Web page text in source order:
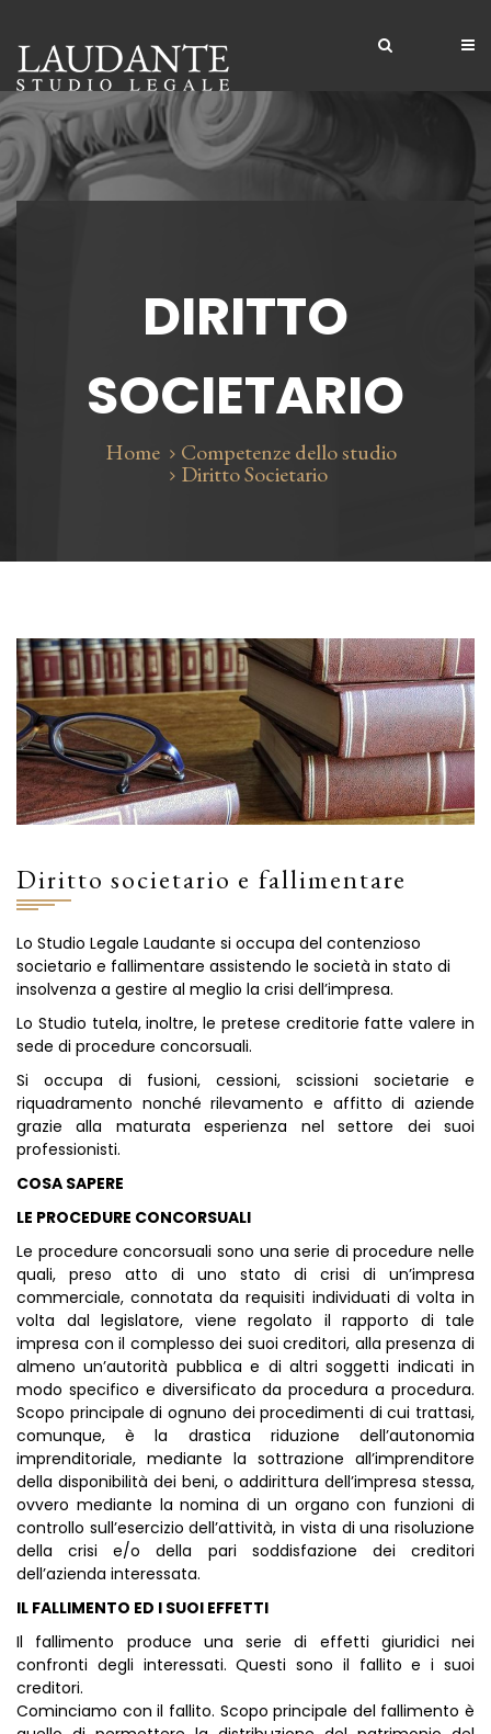
Lo Studio
Competenze
Competenze
Servizi
DIRITTO
SOCIETARIO
Home Competenze dello studio
Diritto Societario
Diritto societario e fallimentare
Lo Studio Legale Laudante si occupa del contenzioso
societario e fallimentare assistendo le società in stato di
insolvenza a gestire al meglio la crisi dell’impresa.
Lo Studio tutela, inoltre, le pretese creditorie fatte valere in
sede di procedure concorsuali.
Si occupa di fusioni, cessioni, scissioni societarie e
riquadramento nonché rilevamento e affitto di aziende
grazie alla maturata esperienza nel settore dei suoi
professionisti.
COSA SAPERE
LE PROCEDURE CONCORSUALI
Le procedure concorsuali sono una serie di procedure nelle
quali, preso atto di uno stato di crisi di un’impresa
commerciale, connotata da requisiti individuati di volta in
volta dal legislatore, viene regolato il rapporto di tale
impresa con il complesso dei suoi creditori, alla presenza di
almeno un’autorità pubblica e di altri soggetti indicati in
modo specifico e diversificato da procedura a procedura.
Scopo principale di ognuno dei procedimenti di cui trattasi,
comunque, è la drastica riduzione dell’autonomia
imprenditoriale, mediante la sottrazione all’imprenditore
della disponibilità dei beni, o addirittura dell’impresa stessa,
ovvero mediante la nomina di un organo con funzioni di
controllo sull’esercizio dell’attività, in vista di una risoluzione
della crisi e/o della pari soddisfazione dei creditori
dell’azienda interessata.
IL FALLIMENTO ED I SUOI EFFETTI
Il fallimento produce una serie di effetti giuridici nei
confronti degli interessati. Questi sono il fallito e i suoi
creditori.
Cominciamo con il fallito. Scopo principale del fallimento è